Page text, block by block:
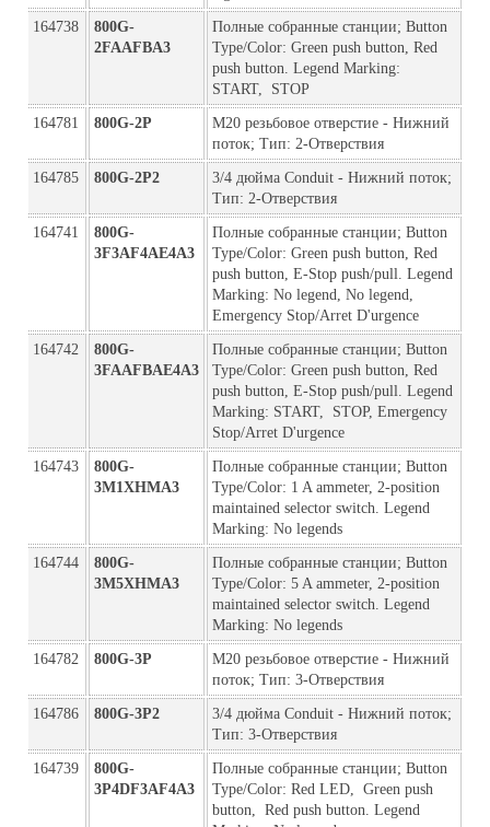
164738
800G-
2FAAFBA3
Полные собранные станции; Button
Type/Color: Green push button, Red
push button. Legend Marking:
START,  STOP
164781 800G-2P
M20 резьбовое отверстие - Нижний
поток; Тип: 2-Отверствия
164785 800G-2P2
3/4 дюйма Conduit - Нижний поток;
Тип: 2-Отверствия
164741
800G-
3F3AF4AE4A3
Полные собранные станции; Button
Type/Color: Green push button, Red
push button, E-Stop push/pull. Legend
Marking: No legend, No legend,
Emergency Stop/Arret D'urgence
164742
800G-
3FAAFBAE4A3
Полные собранные станции; Button
Type/Color: Green push button, Red
push button, E-Stop push/pull. Legend
Marking: START,  STOP, Emergency
Stop/Arret D'urgence
164743
800G-
3M1XHMA3
Полные собранные станции; Button
Type/Color: 1 A ammeter, 2-position
maintained selector switch. Legend
Marking: No legends
164744
800G-
3M5XHMA3
Полные собранные станции; Button
Type/Color: 5 A ammeter, 2-position
maintained selector switch. Legend
Marking: No legends
164782 800G-3P
M20 резьбовое отверстие - Нижний
поток; Тип: 3-Отверствия
164786 800G-3P2
3/4 дюйма Conduit - Нижний поток;
Тип: 3-Отверствия
164739
800G-
3P4DF3AF4A3
Полные собранные станции; Button
Type/Color: Red LED,  Green push
button,  Red push button. Legend